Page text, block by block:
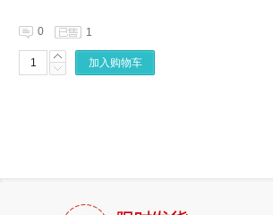
0 1
加入购物车